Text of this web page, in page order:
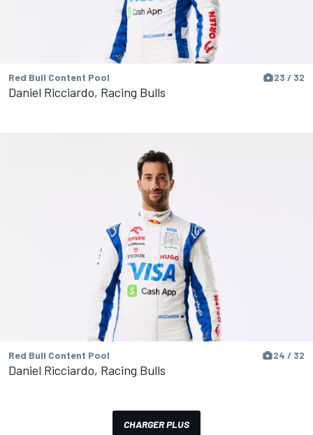
Red Bull Content Pool 23 / 32
Daniel Ricciardo, Racing Bulls
Red Bull Content Pool 24 / 32
Daniel Ricciardo, Racing Bulls
CHARGER PLUS